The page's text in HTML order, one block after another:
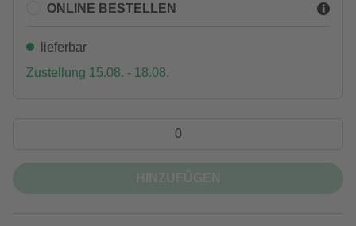
ONLINE BESTELLEN
lieferbar
Zustellung 15.08. - 18.08.